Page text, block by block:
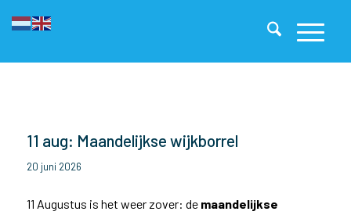
11 aug: Maandelijkse wijkborrel
20 juni 2026
11 Augustus is het weer zover: de maandelijkse